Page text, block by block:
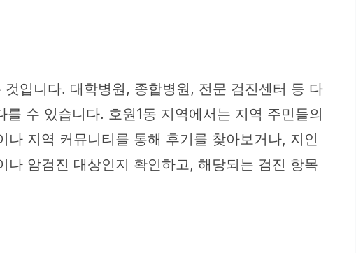
입니다. 대학병원, 종합병원, 전문 검진센터 등 다
수 있습니다. 호원1동 지역에서는 지역 주민들의
지역 커뮤니티를 통해 후기를 찾아보거나, 지인
암검진 대상인지 확인하고, 해당되는 검진 항목